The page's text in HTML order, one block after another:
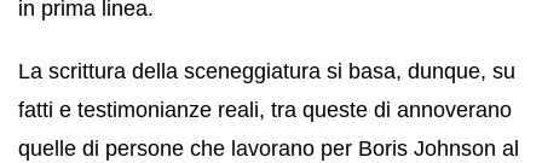
in prima linea.
La scrittura della sceneggiatura si basa, dunque, su
fatti e testimonianze reali, tra queste di annoverano
quelle di persone che lavorano per Boris Johnson al